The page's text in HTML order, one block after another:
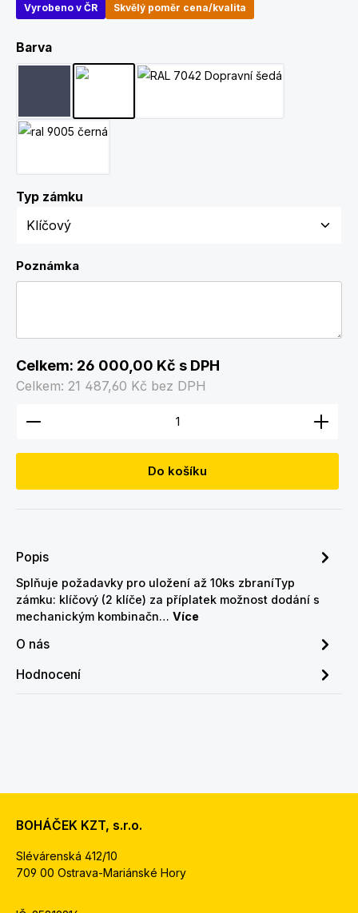
Vyrobeno v ČR Skvělý poměr cena/kvalita
BarvaZvolte variantu
Typ zámku
Poznámka
Celkem: 26 000,00 Kč s DPH
Celkem: 21 487,60 Kč bez DPH
Množství produktu: Zadejte požadované
Do košíku
Popis
Splňuje požadavky pro uložení až 10ks zbraníTyp
zámku: klíčový (2 klíče) za příplatek možnost dodání s
mechanickým kombinačn… Více
O nás
Hodnocení
BOHÁČEK KZT, s.r.o.
Slévárenská 412/10
709 00 Ostrava-Mariánské Hory